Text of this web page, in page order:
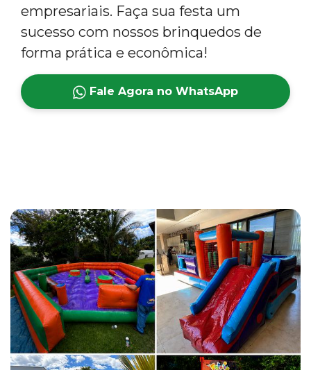
empresariais. Faça sua festa um
sucesso com nossos brinquedos de
forma prática e econômica!
Fale Agora no WhatsApp